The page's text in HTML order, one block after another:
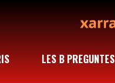
LES B PREGUNTES